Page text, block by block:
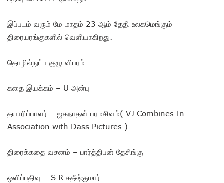
இப்படம் வரும் மே மாதம் 23 ஆம் தேதி உலகமெங்கும்
திரையரங்குகளில் வெளியாகிறது.
தொழில்நுட்ப குழு விபரம்
கதை இயக்கம் – U அன்பு
தயாரிப்பாளர் – ஜகநாதன் பரமசிவம்( VJ Combines In
Association with Dass Pictures )
திரைக்கதை வசனம் – பார்த்திபன் தேசிங்கு
ஒளிப்பதிவு – S R சதீஷ்குமார்